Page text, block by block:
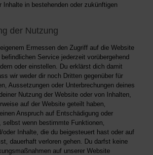
Inhalte in bestehenden oder zukünftigen
der Nutzung
Ermessen den Zugriff auf die Website
Service jederzeit vorübergehend
oder einstellen. Du erklärst dich damit
wir weder dir noch Dritten gegenüber für
Aussetzungen oder Unterbrechungen deines
Nutzung der Website oder von Inhalten,
auf der Website geteilt haben,
Anspruch auf Entschädigung oder
selbst wenn bestimmte Funktionen,
oder Inhalte, die du beigesteuert hast oder auf
dauerhaft verloren gehen. Du darfst keine
auf unserer Website